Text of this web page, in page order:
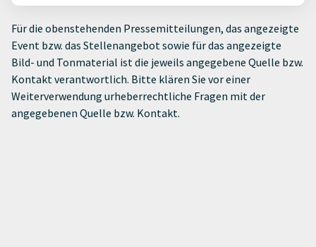
Für die obenstehenden Pressemitteilungen, das angezeigte
Event bzw. das Stellenangebot sowie für das angezeigte
Bild- und Tonmaterial ist die jeweils angegebene Quelle bzw.
Kontakt verantwortlich. Bitte klären Sie vor einer
Weiterverwendung urheberrechtliche Fragen mit der
angegebenen Quelle bzw. Kontakt.